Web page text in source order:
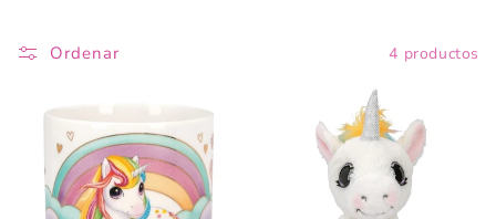
:
Ordenar 4 productos